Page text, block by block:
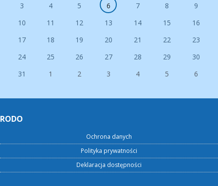
3
4 5 6 7 8
9
10
11 12 13 14 15
16
17
18 19 20 21 22
23
24
25 26 27 28 29
30
31
1 2 3 4 5 6
RODO
Ochrona danych
Polityka prywatności
Deklaracja dostępności